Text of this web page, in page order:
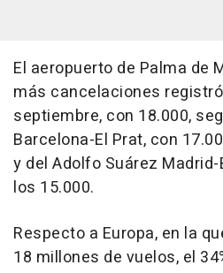
El aeropuerto de Palma de
más cancelaciones
septiembre, con 18.000,
Barcelona-El Prat, con
y del Adolfo Suárez
los 15.000.
Respecto a Europa, en la
18 millones de vuelos, el